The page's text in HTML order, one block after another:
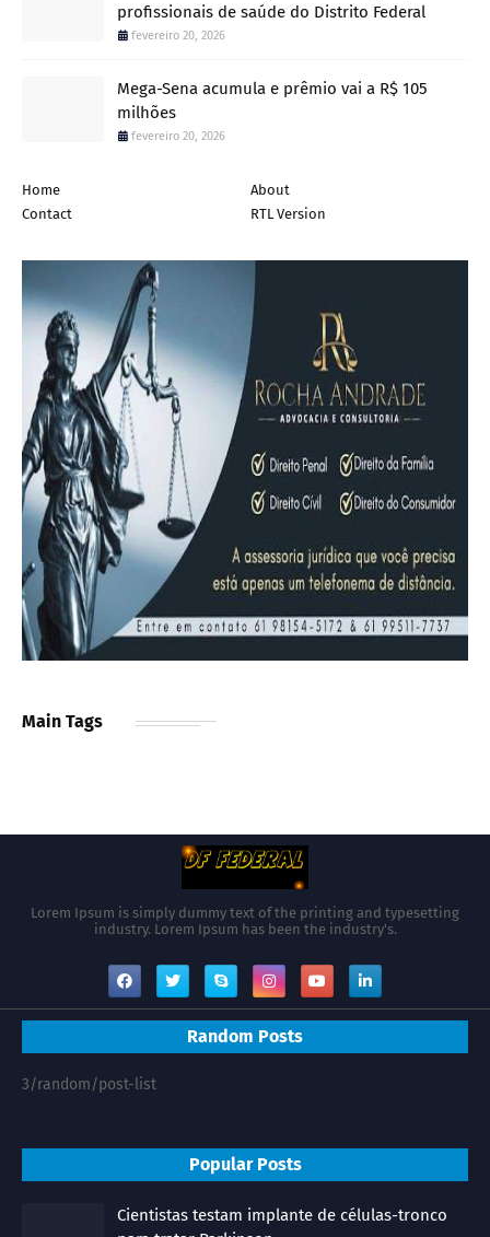
profissionais de saúde do Distrito Federal
fevereiro 20, 2026
Mega-Sena acumula e prêmio vai a R$ 105
milhões
fevereiro 20, 2026
Home
About
Contact
RTL Version
Main Tags
Lorem Ipsum is simply dummy text of the printing and typesetting
industry. Lorem Ipsum has been the industry's.
Random Posts
3/random/post-list
Popular Posts
Cientistas testam implante de células-tronco